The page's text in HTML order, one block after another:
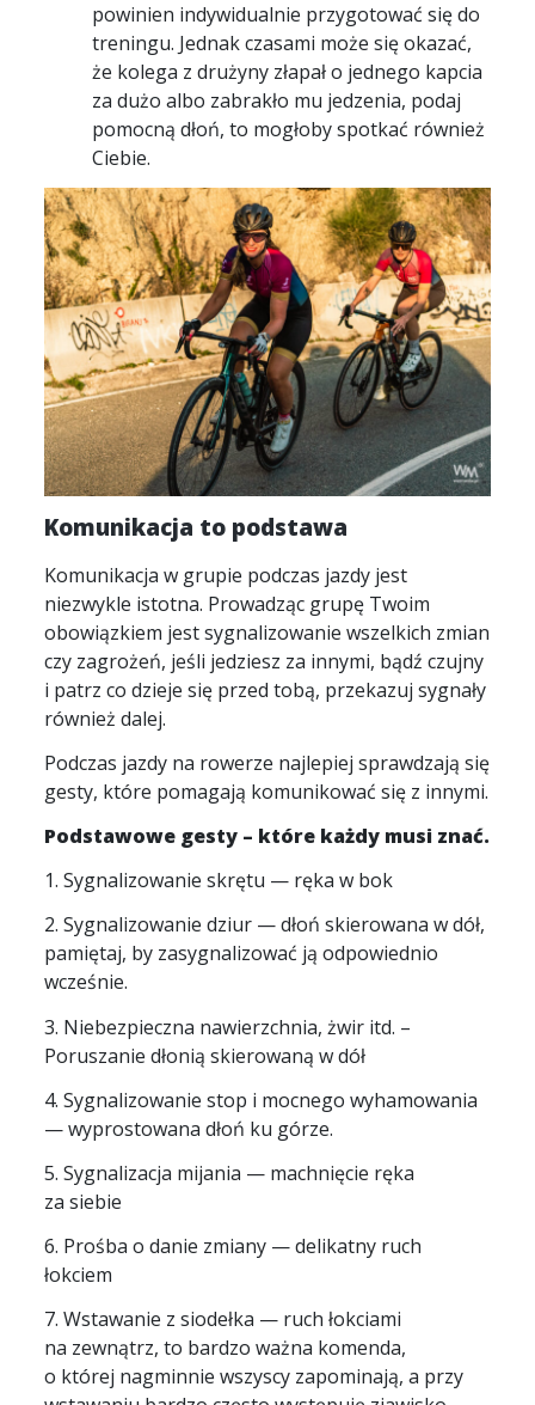
powinien indywidualnie przygotować się do
treningu. Jednak czasami może się okazać,
że kolega z drużyny złapał o jednego kapcia
za dużo albo zabrakło mu jedzenia, podaj
pomocną dłoń, to mogłoby spotkać również
Ciebie.
Komunikacja to podstawa
Komunikacja w grupie podczas jazdy jest
niezwykle istotna. Prowadząc grupę Twoim
obowiązkiem jest sygnalizowanie wszelkich zmian
czy zagrożeń, jeśli jedziesz za innymi, bądź czujny
i patrz co dzieje się przed tobą, przekazuj sygnały
również dalej.
Podczas jazdy na rowerze najlepiej sprawdzają się
gesty, które pomagają komunikować się z innymi.
Podstawowe gesty – które każdy musi znać.
1. Sygnalizowanie skrętu — ręka w bok
2. Sygnalizowanie dziur — dłoń skierowana w dół,
pamiętaj, by zasygnalizować ją odpowiednio
wcześnie.
3. Niebezpieczna nawierzchnia, żwir itd. –
Poruszanie dłonią skierowaną w dół
4. Sygnalizowanie stop i mocnego wyhamowania
— wyprostowana dłoń ku górze.
5. Sygnalizacja mijania — machnięcie ręka
za siebie
6. Prośba o danie zmiany — delikatny ruch
łokciem
7. Wstawanie z siodełka — ruch łokciami
na zewnątrz, to bardzo ważna komenda,
o której nagminnie wszyscy zapominają, a przy